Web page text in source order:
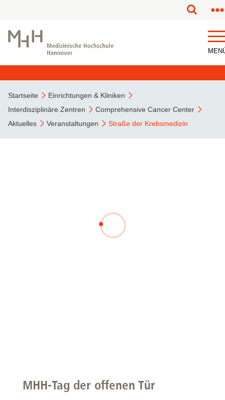
Startseite
Einrichtungen & Kliniken
Interdisziplinäre Zentren
Comprehensive Cancer Center
Aktuelles
Veranstaltungen Straße der Krebsmedizin
MHH-Tag der offenen Tür